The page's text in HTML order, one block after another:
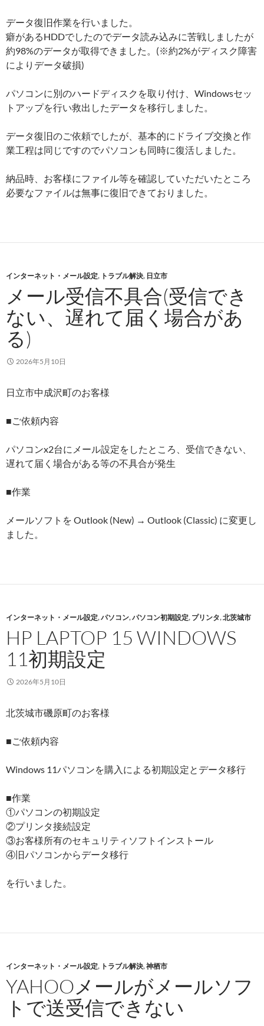
データ復旧作業を行いました。
癖があるHDDでしたのでデータ読み込みに苦戦しましたが
約98%のデータが取得できました。(※約2%がディスク障害
によりデータ破損)
パソコンに別のハードディスクを取り付け、Windowsセッ
トアップを行い救出したデータを移行しました。
データ復旧のご依頼でしたが、基本的にドライブ交換と作
業工程は同じですのでパソコンも同時に復活しました。
納品時、お客様にファイル等を確認していただいたところ
必要なファイルは無事に復旧できておりました。
インターネット・メール設定, トラブル解決, 日立市
メール受信不具合(受信でき
ない、遅れて届く場合があ
る)
2026年5月10日
日立市中成沢町のお客様
■ご依頼内容
パソコンx2台にメール設定をしたところ、受信できない、
遅れて届く場合がある等の不具合が発生
■作業
メールソフトを Outlook (New) → Outlook (Classic) に変更し
ました。
インターネット・メール設定,パソコン,パソコン初期設定, プリンタ,北茨城市
HP LAPTOP 15 WINDOWS
11初期設定
2026年5月10日
北茨城市磯原町のお客様
■ご依頼内容
Windows 11パソコンを購入による初期設定とデータ移行
■作業
①パソコンの初期設定
②プリンタ接続設定
③お客様所有のセキュリティソフトインストール
④旧パソコンからデータ移行
を行いました。
インターネット・メール設定, トラブル解決,神栖市
YAHOOメールがメールソフ
トで送受信できない